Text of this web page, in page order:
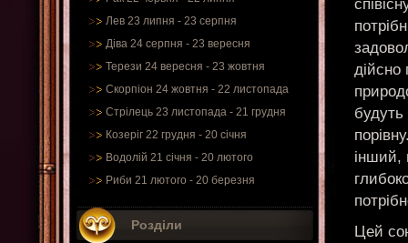
Лев 23 липня - 23 серпня
Діва 24 серпня - 23 вересня
Терези 24 вересня - 23 жовтня
Скорпіон 24 жовтня - 22 листопада
Стрілець 23 листопада - 21 грудня
Козеріг 22 грудня - 20 січня
Водолій 21 січня - 20 лютого
Риби 21 лютого - 20 березня
Розділи
дійсно
інший,
Цей